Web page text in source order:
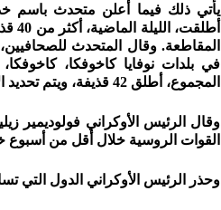
يأتي ذلك فيما أعلن متحدث باسم
المقاطعة. وقال المتحدث
في بلدات نوفايا كاخوفكا، كاخوفكا،
المجموع، أطلق 42 قذيفة، ويتم تحديد الإصابات في صفوف المدنيين والأضرار في البنية التحتية".
القوات الروسية خلال أقل من
وحذر الرئيس الأوكراني الدول التي